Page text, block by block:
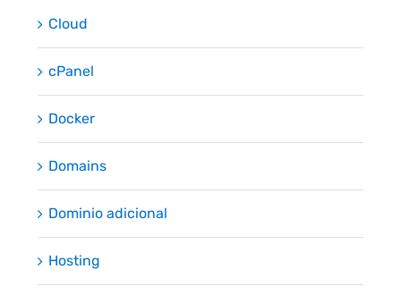
Cloud
cPanel
Docker
Domains
Dominio adicional
Hosting